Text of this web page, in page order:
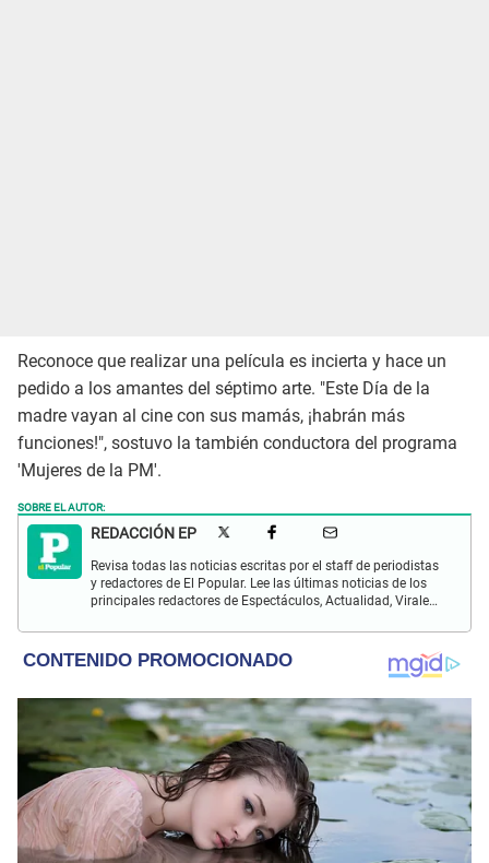
Reconoce que realizar una película es incierta y hace un
pedido a los amantes del séptimo arte. "Este Día de la
madre vayan al cine con sus mamás, ¡habrán más
funciones!", sostuvo la también conductora del programa
'Mujeres de la PM'.
SOBRE EL AUTOR:
REDACCIÓN EP
Revisa todas las noticias escritas por el staff de periodistas
y redactores de El Popular. Lee las últimas noticias de los
principales redactores de Espectáculos, Actualidad, Virales,